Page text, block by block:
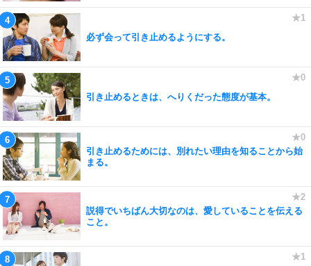
必ず会って引き止めるようにする。
引き止めるときは、へりくだった態度が基本。
引き止めるためには、別れたい理由を知ることから始
まる。
説得でいちばん大切なのは、愛していることを伝える
こと。